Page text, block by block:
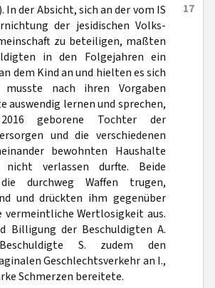
17
In der Absicht, sich an der vom IS
der jesidischen Volks-
zu beteiligen, maßten
in den Folgejahren ein
dem Kind an und hielten es sich
nach ihren Vorgaben
auswendig lernen und sprechen,
geborene Tochter der
und die verschiedenen
bewohnten Haushalte
verlassen durfte. Beide
durchweg Waffen trugen,
und drückten ihm gegenüber
vermeintliche Wertlosigkeit aus.
Billigung der Beschuldigten A.
S. zudem den
Geschlechtsverkehr an I.,
Schmerzen bereitete.